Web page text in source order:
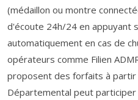
(médaillon ou montre
d'écoute 24h/24 en appuyant
automatiquement en cas de
opérateurs comme Filien
proposent des forfaits à partir
Départemental peut participer